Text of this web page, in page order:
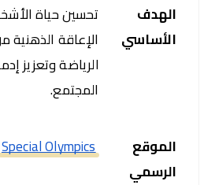
الأساسي
المجتمع.
الرسمي
Special Olympics